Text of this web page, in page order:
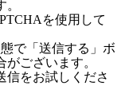
を使用して
で「送信する」ボ
ございます。
をお試しくださ